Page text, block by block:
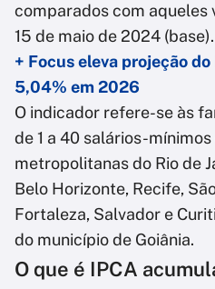
comparados com aqueles
15 de maio de 2024 (base).
+ Focus eleva projeção
5,04% em 2026
O indicador refere-se às
de 1 a 40 salários-
metropolitanas do Rio de
Belo Horizonte, Recife,
Fortaleza, Salvador e
do município de Goiânia.
O que é IPCA